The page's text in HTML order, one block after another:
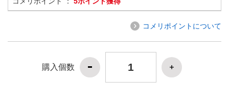
コメリポイントについて
購入個数